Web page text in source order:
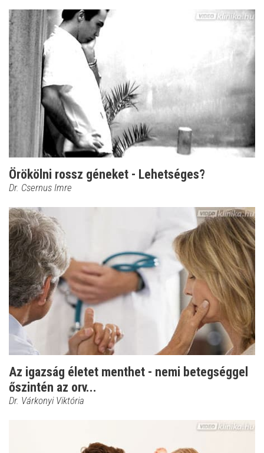
Örökölni rossz géneket - Lehetséges?
Dr. Csernus Imre
Az igazság életet menthet - nemi betegséggel
őszintén az orv...
Dr. Várkonyi Viktória